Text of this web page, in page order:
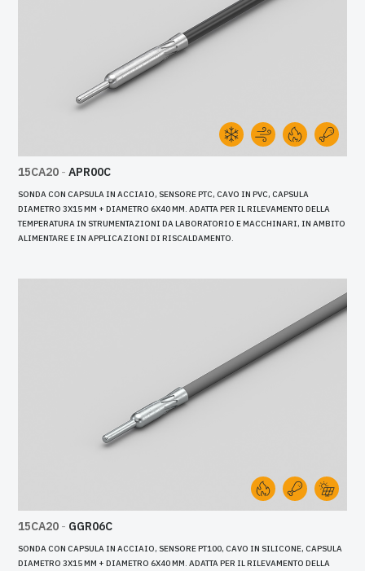
15CA20 - APR00C
SONDA CON CAPSULA IN ACCIAIO, SENSORE PTC, CAVO IN PVC, CAPSULA
DIAMETRO 3X15 MM + DIAMETRO 6X40 MM. ADATTA PER IL RILEVAMENTO DELLA
TEMPERATURA IN STRUMENTAZIONI DA LABORATORIO E MACCHINARI, IN AMBITO
ALIMENTARE E IN APPLICAZIONI DI RISCALDAMENTO.
15CA20 - GGR06C
SONDA CON CAPSULA IN ACCIAIO, SENSORE PT100, CAVO IN SILICONE, CAPSULA
DIAMETRO 3X15 MM + DIAMETRO 6X40 MM. ADATTA PER IL RILEVAMENTO DELLA